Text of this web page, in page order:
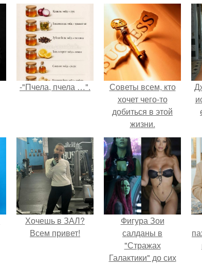
-"Пчела, пчела …".
Советы всем, кто
хочет чего-то
добиться в этой
жизни.
Хочешь в ЗАЛ?
Всем привет!
Фигура Зои
салданы в
"Стражах
Галактики" до сих